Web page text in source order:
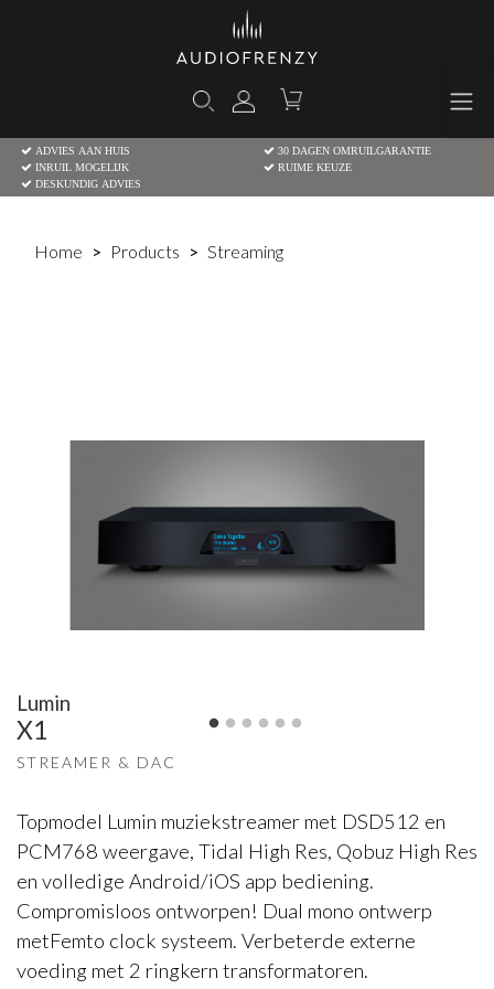
ADVIES AAN HUIS
30 DAGEN OMRUILGARANTIE
INRUIL MOGELIJK
RUIME KEUZE
DESKUNDIG ADVIES
Home Products Streaming
Lumin
X1
STREAMER & DAC
Topmodel Lumin muziekstreamer met DSD512 en
PCM768 weergave, Tidal High Res, Qobuz High Res
en volledige Android/iOS app bediening.
Compromisloos ontworpen! Dual mono ontwerp
metFemto clock systeem. Verbeterde externe
voeding met 2 ringkern transformatoren.